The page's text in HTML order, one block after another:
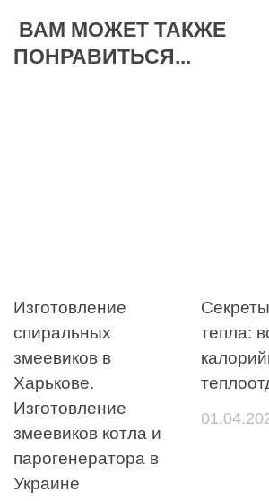
ВАМ МОЖЕТ ТАКЖЕ
ПОНРАВИТЬСЯ...
Изготовление
спиральных
змеевиков в
Харькове.
Изготовление
змеевиков котла и
парогенератора в
Украине
тепла: